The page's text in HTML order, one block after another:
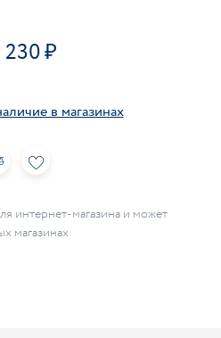
230
в магазинах
интернет-магазина и может
магазинах